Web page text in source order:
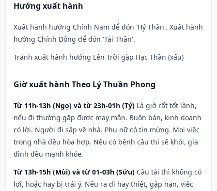
Hướng xuất hành
Xuất hành hướng Chính Nam để đón 'Hỷ Thần'. Xuất hành
hướng Chính Đông để đón 'Tài Thần'.
Tránh xuất hành hướng Lên Trời gặp Hạc Thần (xấu)
Giờ xuất hành Theo Lý Thuần Phong
Từ 11h-13h (Ngọ) và từ 23h-01h (Tý) Là giờ rất tốt lành,
nếu đi thường gặp được may mắn. Buôn bán, kinh doanh
có lời. Người đi sắp về nhà. Phụ nữ có tin mừng. Mọi việc
trong nhà đều hòa hợp. Nếu có bệnh cầu thì sẽ khỏi, gia
đình đều mạnh khỏe.
Từ 13h-15h (Mùi) và từ 01-03h (Sửu) Cầu tài thì không có
lợi, hoặc hay bị trái ý. Nếu ra đi hay thiệt, gặp nạn, việc